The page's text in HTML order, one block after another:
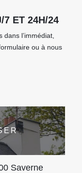
7 ET 24H/24
l’immédiat,
ou à nous
Saverne